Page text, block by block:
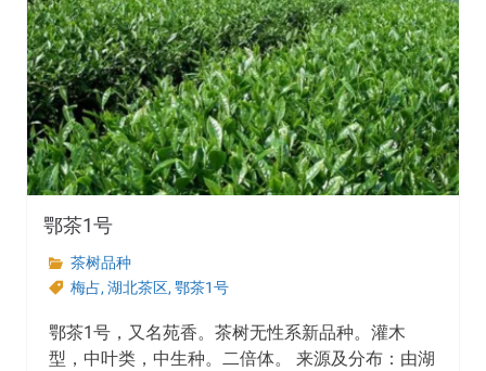
鄂茶1号
茶树品种
梅占, 湖北茶区, 鄂茶1号
鄂茶1号，又名苑香。茶树无性系新品种。灌木
型，中叶类，中生种。二倍体。 来源及分布：由湖